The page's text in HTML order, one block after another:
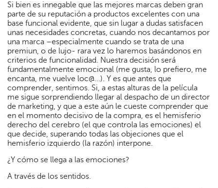
Si bien es innegable que las mejores marcas deben gran
parte de su reputación a productos excelentes con una
base funcional evidente, que sin lugar a dudas satisfacen
unas necesidades concretas, cuando nos decantamos por
una marca –especialmente cuando se trata de una
premiun, o de lujo- rara vez lo haremos basándonos en
criterios de funcionalidad. Nuestra decisión será
fundamentalmente emocional (me gusta, lo prefiero, me
encanta, me vuelve loc@…). Y es que antes que
comprender, sentimos. Si, a estas alturas de la película
me sigue sorprendiendo llegar al despacho de un director
de marketing, y que a este aún le cueste comprender que
en el momento decisivo de la compra, es el hemisferio
derecho del cerebro (el que controla las emociones) el
que decide, superando todas las objeciones que el
hemisferio izquierdo (la razón) interpone.
¿Y cómo se llega a las emociones?
A través de los sentidos.